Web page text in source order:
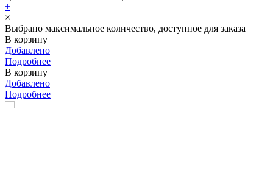
+
×
Выбрано максимальное количество, доступное для заказа
В корзину
Добавлено
Подробнее
В корзину
Добавлено
Подробнее